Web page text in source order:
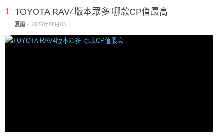
1 TOYOTA RAV4版本眾多 哪款CP值最高
夏雨 - 2026年08月03日